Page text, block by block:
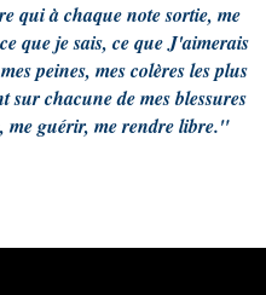
qui à chaque note sortie, me
que je sais, ce que J'aimerais
peines, mes colères les plus
sur chacune de mes blessures
me guérir, me rendre libre."